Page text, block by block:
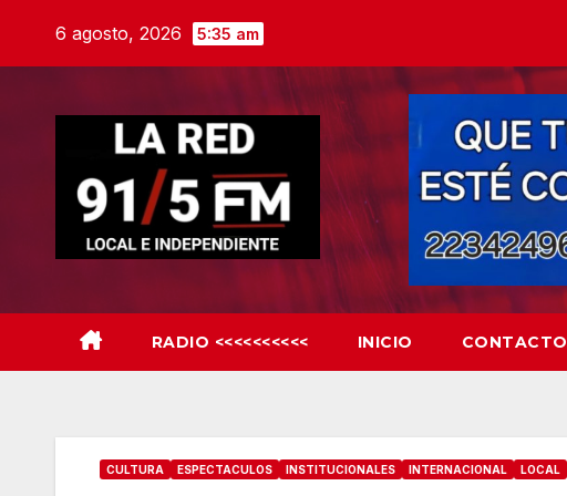
6 agosto, 2026 5:35 am
RADIO <<<<<<<<<< INICIO CONTACTO
CULTURA ESPECTACULOS INSTITUCIONALES INTERNACIONAL LOCAL